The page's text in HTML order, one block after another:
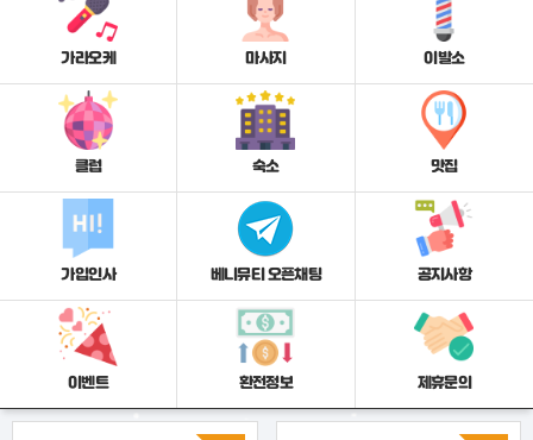
가라오케 마사지 이발소
클럽 숙소 맛집
가입인사 베니뮤티 오픈채팅 공지사항
이벤트 환전정보 제휴문의